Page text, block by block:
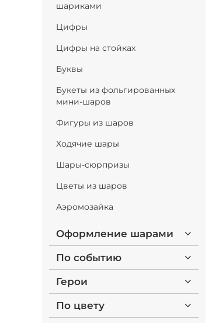
шариками
Цифры
Цифры на стойках
Буквы
Букеты из фольгированных
мини-шаров
Фигуры из шаров
Ходячие шары
Шары-сюрпризы
Цветы из шаров
Аэромозайка
Оформление шарами
По событию
Герои
По цвету